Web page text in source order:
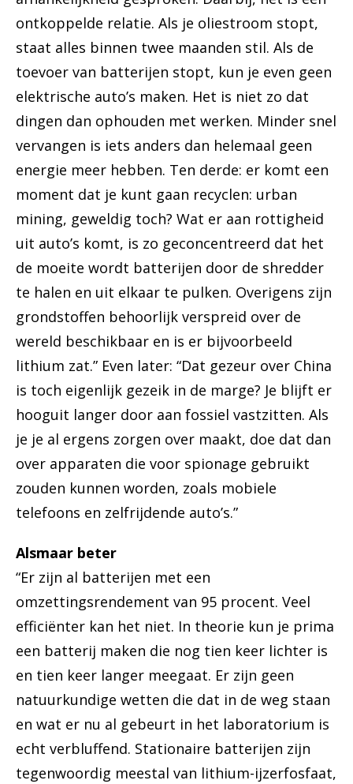
ontkoppelde relatie. Als je oliestroom stopt,
staat alles binnen twee maanden stil. Als de
toevoer van batterijen stopt, kun je even geen
elektrische auto’s maken. Het is niet zo dat
dingen dan ophouden met werken. Minder snel
vervangen is iets anders dan helemaal geen
energie meer hebben. Ten derde: er komt een
moment dat je kunt gaan recyclen: urban
mining, geweldig toch? Wat er aan rottigheid
uit auto’s komt, is zo geconcentreerd dat het
de moeite wordt batterijen door de shredder
te halen en uit elkaar te pulken. Overigens zijn
grondstoffen behoorlijk verspreid over de
wereld beschikbaar en is er bijvoorbeeld
lithium zat.” Even later: “Dat gezeur over China
is toch eigenlijk gezeik in de marge? Je blijft er
hooguit langer door aan fossiel vastzitten. Als
je je al ergens zorgen over maakt, doe dat dan
over apparaten die voor spionage gebruikt
zouden kunnen worden, zoals mobiele
telefoons en zelfrijdende auto’s.”
Alsmaar beter
“Er zijn al batterijen met een
omzettingsrendement van 95 procent. Veel
efficiënter kan het niet. In theorie kun je prima
een batterij maken die nog tien keer lichter is
en tien keer langer meegaat. Er zijn geen
natuurkundige wetten die dat in de weg staan
en wat er nu al gebeurt in het laboratorium is
echt verbluffend. Stationaire batterijen zijn
tegenwoordig meestal van lithium-ijzerfosfaat,